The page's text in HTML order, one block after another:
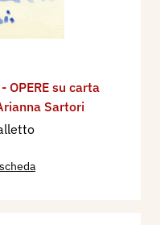
OPERE su carta
Sartori